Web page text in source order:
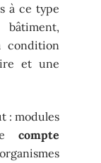
à ce type
condition
et une
: modules
compte